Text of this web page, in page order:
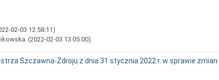
02-03 12:58:11)
(2022-02-03 13:05:00)
Szczawna-Zdroju z dnia 31 stycznia 2022 r. w sprawie